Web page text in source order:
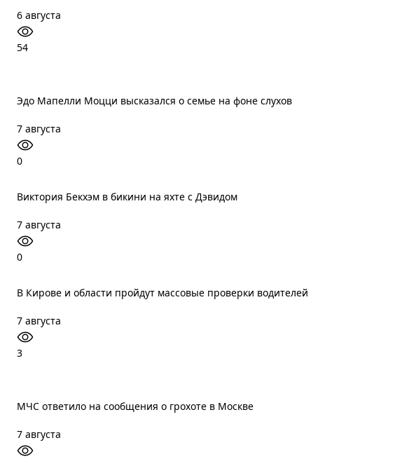
6 августа
54
Эдо Мапелли Моцци высказался о семье на фоне слухов
7 августа
0
Виктория Бекхэм в бикини на яхте с Дэвидом
7 августа
0
В Кирове и области пройдут массовые проверки водителей
7 августа
3
МЧС ответило на сообщения о грохоте в Москве
7 августа